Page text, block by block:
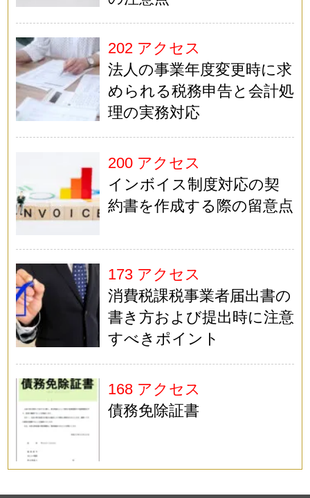
202 アクセス
法人の事業年度変更時に求
められる税務申告と会計処
理の実務対応
200 アクセス
インボイス制度対応の契
約書を作成する際の留意点
173 アクセス
消費税課税事業者届出書の
書き方および提出時に注意
すべきポイント
168 アクセス
債務免除証書